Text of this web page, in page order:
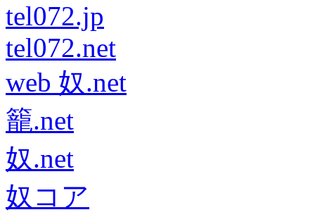
tel072.jp
tel072.net
web 奴.net
籠.net
奴.net
奴コア